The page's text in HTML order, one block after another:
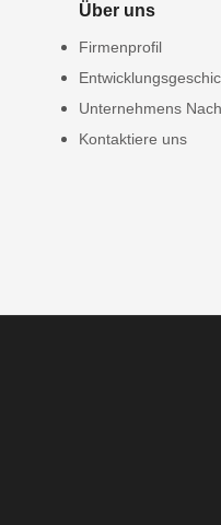
Über uns
Firmenprofil
Unternehmens
Kontaktiere uns